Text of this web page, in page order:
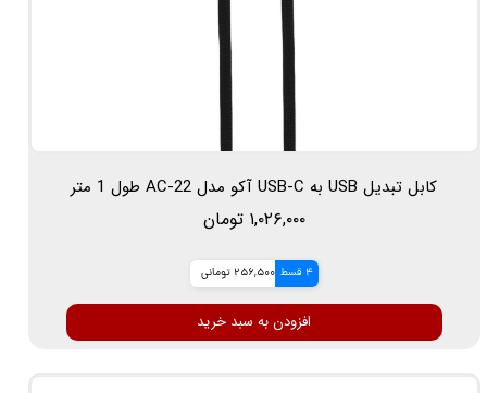
کابل تبدیل USB به USB-C آکو مدل AC-22 طول 1 متر
۱,۰۲۶,۰۰۰ تومان
4 قسط 256,500 تومانی
افزودن به سبد خرید